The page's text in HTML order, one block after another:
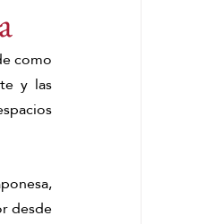
como
y las
desde